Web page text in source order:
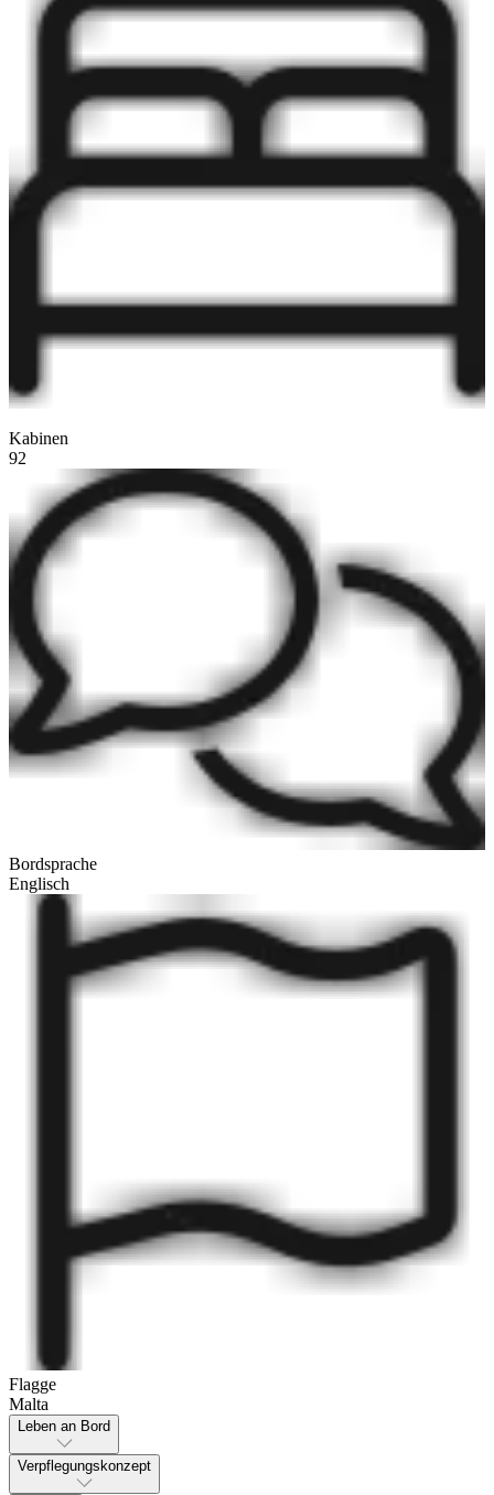
Kabinen
92
Bordsprache
Englisch
Flagge
Malta
Leben an Bord
Verpflegungskonzept